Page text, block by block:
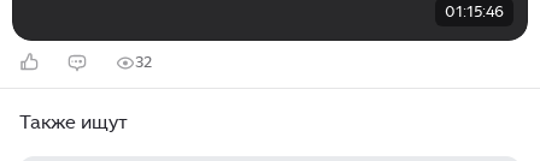
01:15:46
32
Также ищут